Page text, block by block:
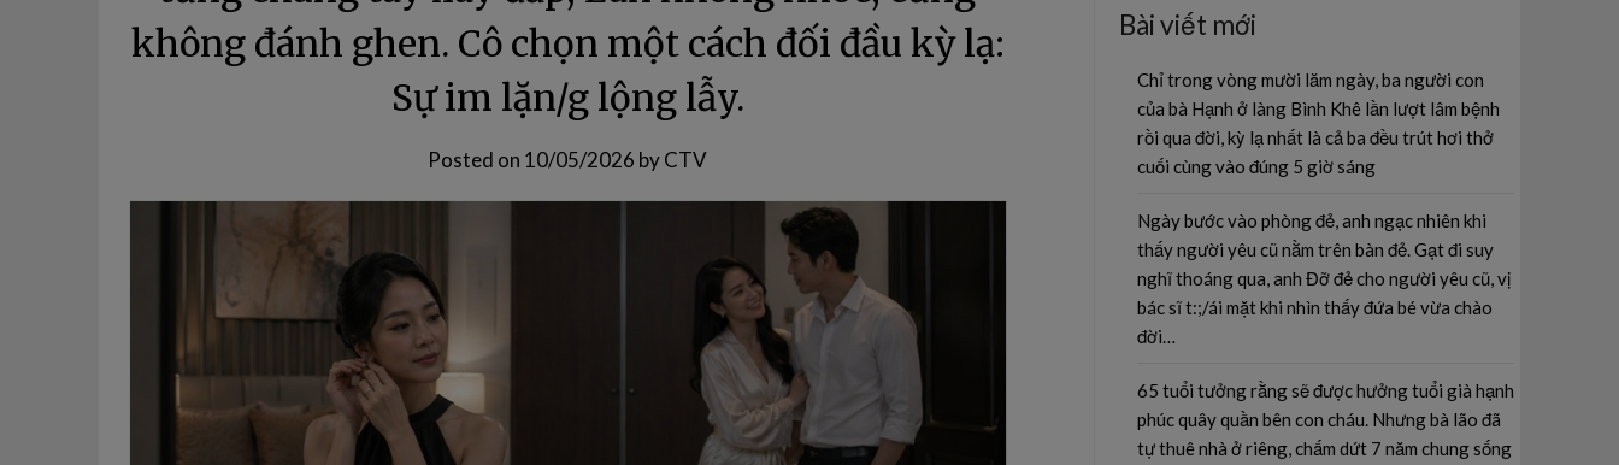
không đánh ghen. Cô chọn một cách đối đầu kỳ lạ:
Sự im lặn/g lộng lẫy.
Posted on 10/05/2026 byCTV
Bài viết mới
Chỉ trong vòng mười lăm ngày, ba người con
của bà Hạnh ở làng Bình Khê lần lượt lâm bệnh
rồi qua đời, kỳ lạ nhất là cả ba đều trút hơi thở
cuối cùng vào đúng 5 giờ sáng
Ngày bước vào phòng đẻ, anh ngạc nhiên khi
thấy người yêu cũ nằm trên bàn đẻ. Gạt đi suy
nghĩ thoáng qua, anh Đỡ đẻ cho người yêu cũ, vị
bác sĩ t:;/ái mặt khi nhìn thấy đứa bé vừa chào
đời…
65 tuổi tưởng rằng sẽ được hưởng tuổi già hạnh
phúc quây quần bên con cháu. Nhưng bà lão đã
tự thuê nhà ở riêng, chấm dứt 7 năm chung sống